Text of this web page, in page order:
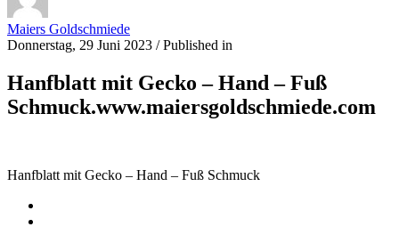
Maiers Goldschmiede
Donnerstag, 29 Juni 2023 /Published in
Hanfblatt mit Gecko – Hand – Fuß
Schmuck.www.maiersgoldschmiede.com
Hanfblatt mit Gecko – Hand – Fuß Schmuck